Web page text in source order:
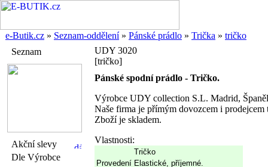
e-Butik.cz » Seznam-oddělení» Pánské prádlo » Trička » tričko
Seznam
Akční slevy
Dle Výrobce
UDY 3020
[tričko]
Pánské spodní prádlo - Tričko.
Výrobce UDY collection S.L. Madrid,
Naše firma je přímým dovozcem i prodejcem
Zboží je skladem.
Vlastnosti:
Tričko
Provedení Elastické, příjemné.